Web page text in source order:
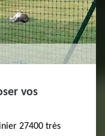
vos
27400 très